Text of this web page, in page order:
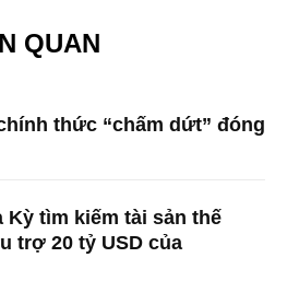
QUAN
thức “chấm dứt” đóng
Kỳ tìm kiếm tài sản thế
trợ 20 tỷ USD của